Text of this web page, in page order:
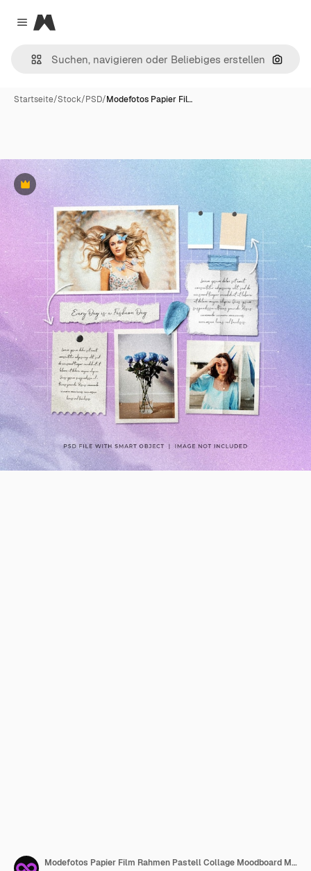
Close menu
Magnific
Nach
Startseite/Stock/PSD/Modefotos Papier Fil…
Premium
Modefotos Papier Film Rahmen Pastell Collage Moodboard Mockup